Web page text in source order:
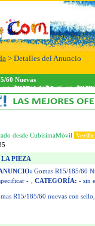
> Detalles del Anuncio
60 Nuevas
desde CubisimaMóvil
LA PIEZA
Gomas R15/185/60
- CATEGORÍA: - sin
R15/185/60 nuevas con